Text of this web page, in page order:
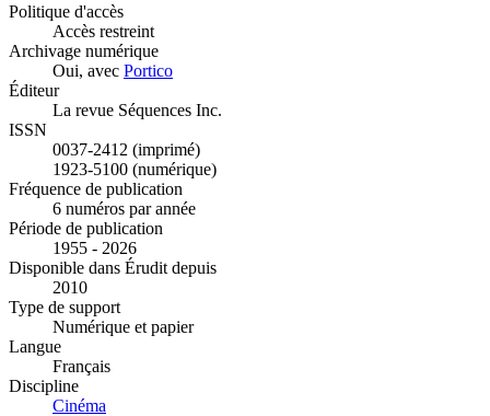
Politique d'accès
Accès restreint
Archivage numérique
Oui, avec Portico
Éditeur
La revue Séquences Inc.
ISSN
0037-2412 (imprimé)
1923-5100 (numérique)
Fréquence de publication
6 numéros par année
Période de publication
1955 - 2026
Disponible dans Érudit depuis
2010
Type de support
Numérique et papier
Langue
Français
Discipline
Cinéma